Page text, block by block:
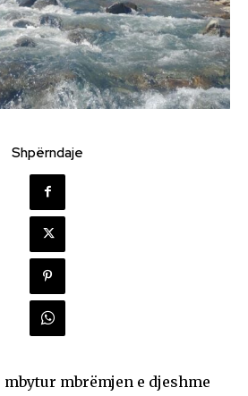
Shpërndaje
mbytur mbrëmjen e djeshme